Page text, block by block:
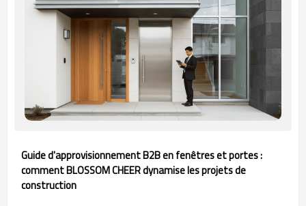
Guide d'approvisionnement B2B en fenêtres et portes :
comment BLOSSOM CHEER dynamise les projets de
construction